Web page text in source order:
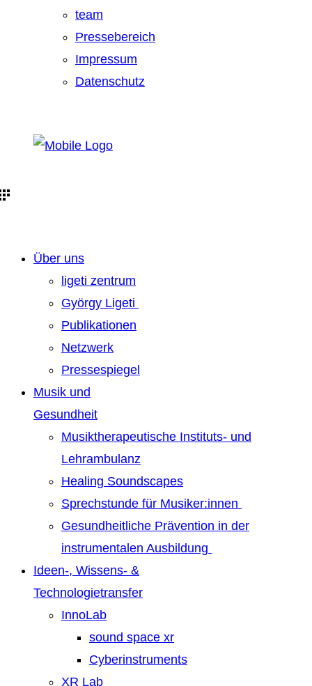
team
Pressebereich
Impressum
Datenschutz
Über uns
ligeti zentrum
György Ligeti
Publikationen
Netzwerk
Pressespiegel
Musik und
Gesundheit
Musiktherapeutische Instituts- und
Lehrambulanz
Healing Soundscapes
Sprechstunde für Musiker:innen
Gesundheitliche Prävention in der
instrumentalen Ausbildung
Ideen-, Wissens- &
Technologietransfer
InnoLab
sound space xr
Cyberinstruments
XR Lab